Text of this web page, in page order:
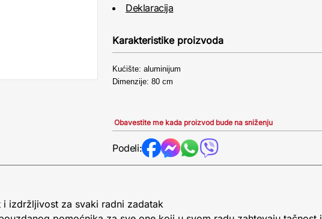
Deklaracija
Karakteristike proizvoda
Kućište: aluminijum
Dimenzije: 80 cm
Obavestite me kada proizvod bude na sniženju
Podeli:
i izdržljivost za svaki radni zadatak